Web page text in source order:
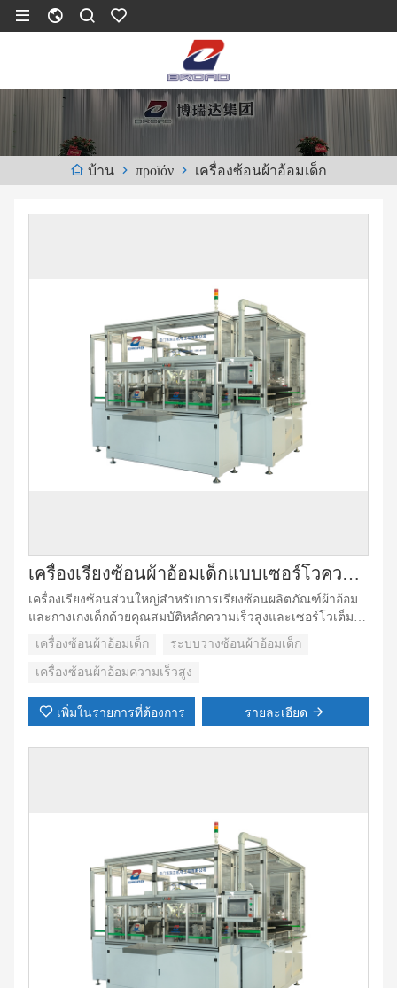
บ้าน προϊόν เครื่องซ้อนผ้าอ้อมเด็ก
เครื่องเรียงซ้อนผ้าอ้อมเด็กแบบเซอร์โวความเร็วสูง
เครื่องเรียงซ้อนส่วนใหญ่สำหรับการเรียงซ้อนผลิตภัณฑ์ผ้าอ้อม
และกางเกงเด็กด้วยคุณสมบัติหลักความเร็วสูงและเซอร์โวเต็มรูป
แบบ เมื่อผลิตภัณฑ์ถูกป้อนจากโฮสต์ผ่านทางเข้า ผลิตภัณฑ์จะ
แบบเรียงซ้อน แถวเดียวหรือสองแถวเข้าไปในส่วนเครื่องบรรจุที่
เครื่องซ้อนผ้าอ้อมเด็ก ระบบวางซ้อนผ้าอ้อมเด็ก
เครื่องซ้อนผ้าอ้อมความเร็วสูง
เพิ่มในรายการที่ต้องการ รายละเอียด